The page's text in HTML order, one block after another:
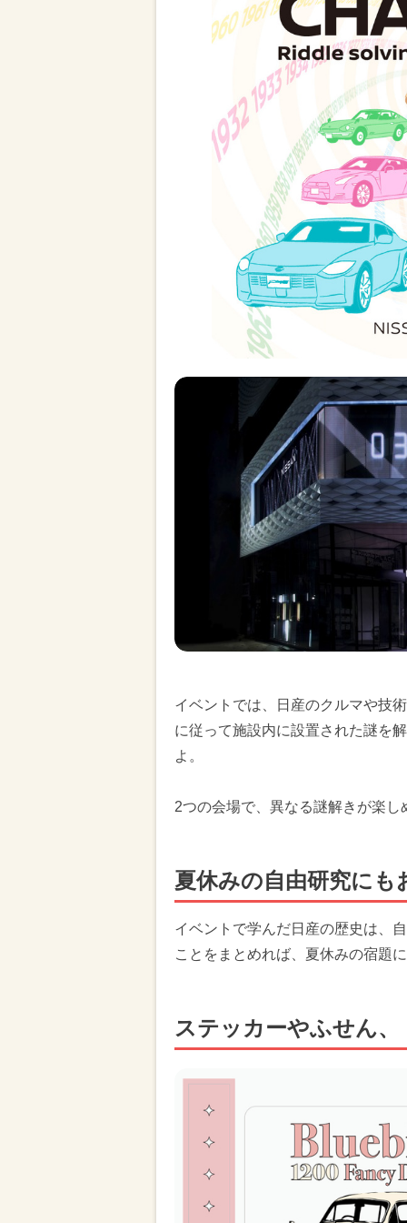
イベントでは、日産のクルマや技
に従って施設内に設置された謎を
よ。
2つの会場で、異なる謎解きが楽し
夏休みの自由研究にも
イベントで学んだ日産の歴史は、
ことをまとめれば、夏休みの宿題
ステッカーやふせん